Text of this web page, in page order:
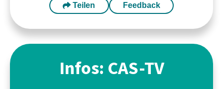
Teilen Feedback
Infos: CAS-TV